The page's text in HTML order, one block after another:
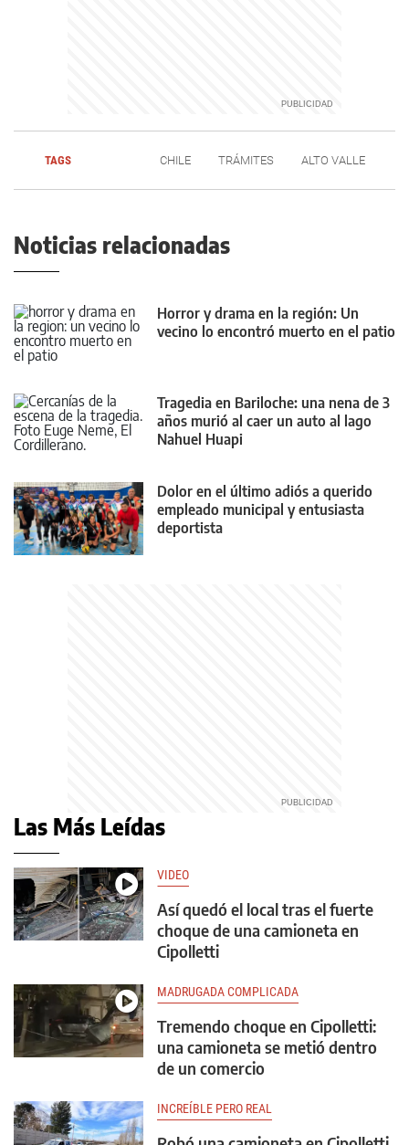
TAGS CHILE TRÁMITES ALTO VALLE
Noticias relacionadas
Horror y drama en la región: Un
vecino lo encontró muerto en el patio
Tragedia en Bariloche: una nena de 3
años murió al caer un auto al lago
Nahuel Huapi
Dolor en el último adiós a querido
empleado municipal y entusiasta
deportista
Las Más Leídas
VIDEO
Así quedó el local tras el fuerte
choque de una camioneta en
Cipolletti
MADRUGADA COMPLICADA
Tremendo choque en Cipolletti:
una camioneta se metió dentro
de un comercio
INCREÍBLE PERO REAL